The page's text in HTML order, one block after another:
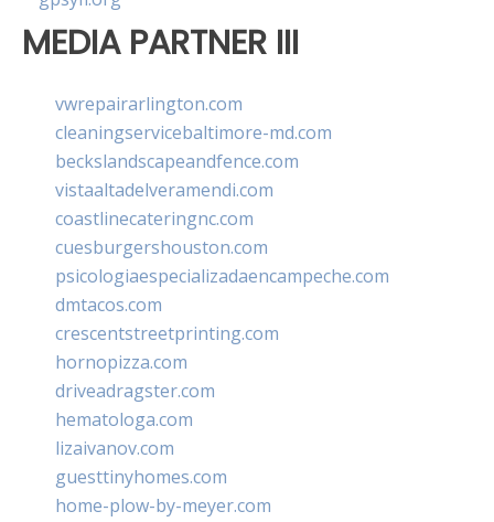
MEDIA PARTNER III
vwrepairarlington.com
cleaningservicebaltimore-md.com
beckslandscapeandfence.com
vistaaltadelveramendi.com
coastlinecateringnc.com
cuesburgershouston.com
psicologiaespecializadaencampeche.com
dmtacos.com
crescentstreetprinting.com
hornopizza.com
driveadragster.com
hematologa.com
lizaivanov.com
guesttinyhomes.com
home-plow-by-meyer.com